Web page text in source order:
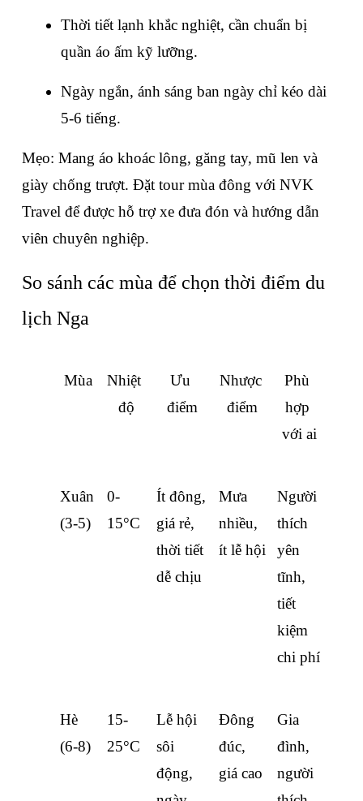
Thời tiết lạnh khắc nghiệt, cần chuẩn bị
quần áo ấm kỹ lưỡng.
Ngày ngắn, ánh sáng ban ngày chỉ kéo dài
5-6 tiếng.
Mẹo: Mang áo khoác lông, găng tay, mũ len và
giày chống trượt. Đặt tour mùa đông với NVK
Travel để được hỗ trợ xe đưa đón và hướng dẫn
viên chuyên nghiệp.
So sánh các mùa để chọn thời điểm du
lịch Nga
Mùa
Nhiệt
độ
Ưu
điểm
Nhược
điểm
Phù
hợp
với ai
Xuân
(3-5)
0-
15°C
Ít đông,
giá rẻ,
thời tiết
dễ chịu
Mưa
nhiều,
ít lễ hội
Người
thích
yên
tĩnh,
tiết
kiệm
chi phí
Hè
(6-8)
15-
25°C
Lễ hội
sôi
động,
Đông
đúc,
giá cao
Gia
đình,
người